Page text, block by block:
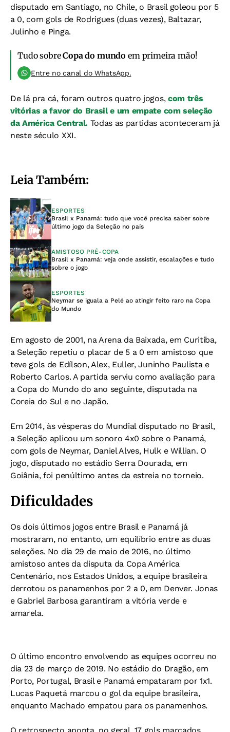
disputado em Santiago, no Chile, o Brasil goleou por 5
a 0, com gols de Rodrigues (duas vezes), Baltazar,
Julinho e Pinga.
Tudo sobreCopa do mundo em primeira mão!
Entre no canal do WhatsApp.
De lá pra cá, foram outros quatro jogos, com três
vitórias a favor do Brasil e um empate com seleção
da América Central. Todas as partidas aconteceram já
neste século XXI.
Leia Também:
ESPORTES
Brasil x Panamá: tudo que você precisa saber sobre
último jogo da Seleção no país
AMISTOSO PRÉ-COPA
Brasil x Panamá: veja onde assistir, escalações e tudo
sobre o jogo
ESPORTES
Neymar se iguala a Pelé ao atingir feito raro na Copa
do Mundo
Em agosto de 2001, na Arena da Baixada, em Curitiba,
a Seleção repetiu o placar de 5 a 0 em amistoso que
teve gols de Edílson, Alex, Euller, Juninho Paulista e
Roberto Carlos. A partida serviu como avaliação para
a Copa do Mundo do ano seguinte, disputada na
Coreia do Sul e no Japão.
Em 2014, às vésperas do Mundial disputado no Brasil,
a Seleção aplicou um sonoro 4x0 sobre o Panamá,
com gols de Neymar, Daniel Alves, Hulk e Willian. O
jogo, disputado no estádio Serra Dourada, em
Goiânia, foi penúltimo antes da estreia no torneio.
Dificuldades
Os dois últimos jogos entre Brasil e Panamá já
mostraram, no entanto, um equilíbrio entre as duas
seleções. No dia 29 de maio de 2016, no último
amistoso antes da disputa da Copa América
Centenário, nos Estados Unidos, a equipe brasileira
derrotou os panamenhos por 2 a 0, em Denver. Jonas
e Gabriel Barbosa garantiram a vitória verde e
amarela.
O último encontro envolvendo as equipes ocorreu no
dia 23 de março de 2019. No estádio do Dragão, em
Porto, Portugal, Brasil e Panamá empataram por 1x1.
Lucas Paquetá marcou o gol da equipe brasileira,
enquanto Machado empatou para os panamenhos.